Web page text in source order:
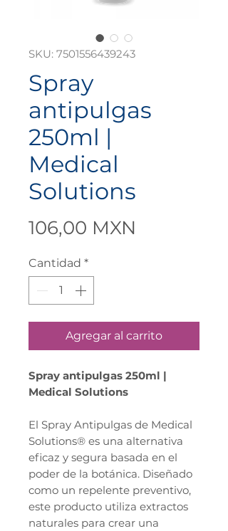
SKU: 7501556439243
Spray
antipulgas
250ml |
Medical
Solutions
106,00 MXN
Cantidad *
Agregar al carrito
Spray antipulgas 250ml |
Medical Solutions
El Spray Antipulgas de Medical
Solutions® es una alternativa
eficaz y segura basada en el
poder de la botánica. Diseñado
como un repelente preventivo,
este producto utiliza extractos
naturales para crear una